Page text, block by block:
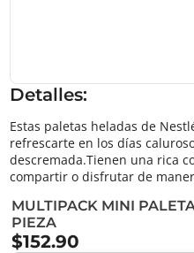
Detalles:
Estas paletas heladas de
refrescarte en los días
descremada.Tienen una rica
compartir o disfrutar de
MULTIPACK MINI
PIEZA
$152.90